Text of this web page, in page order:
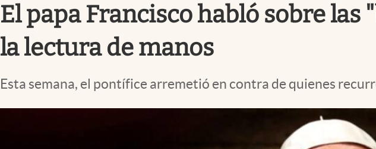
Vida y estilo
Tv
Espiritualidad
El papa Francisco habló sobre
la lectura de manos
Esta semana, el pontífice arremetió en contra de quienes